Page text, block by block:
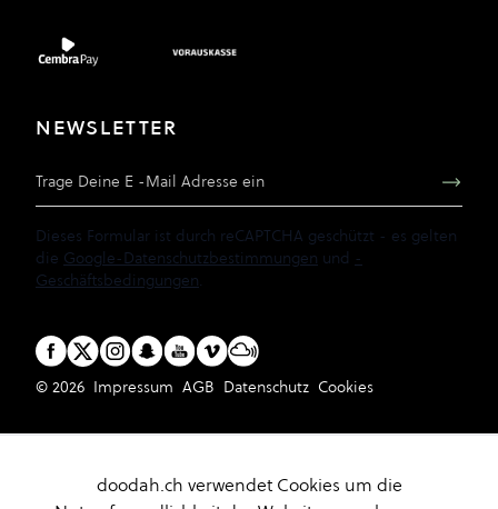
NEWSLETTER
Dieses Formular ist durch reCAPTCHA geschützt - es gelten
die Google-Datenschutzbestimmungen und -
Geschäftsbedingungen.
© 2026 Impressum AGB Datenschutz Cookies
doodah.ch verwendet Cookies um die